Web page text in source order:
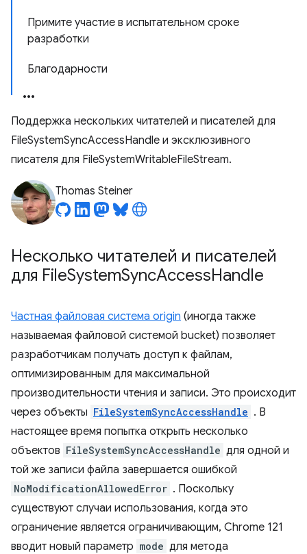
Примите участие в испытательном сроке
разработки
Благодарности
Поддержка нескольких читателей и писателей для
FileSystemSyncAccessHandle и эксклюзивного
писателя для FileSystemWritableFileStream.
Thomas Steiner
Несколько читателей и писателей
для FileSystemSyncAccessHandle
Частная файловая система origin (иногда также
называемая файловой системой bucket) позволяет
разработчикам получать доступ к файлам,
оптимизированным для максимальной
производительности чтения и записи. Это происходит
через объекты FileSystemSyncAccessHandle . В
настоящее время попытка открыть несколько
объектов FileSystemSyncAccessHandle для одной и
той же записи файла завершается ошибкой
NoModificationAllowedError . Поскольку
существуют случаи использования, когда это
ограничение является ограничивающим, Chrome 121
вводит новый параметр mode для метода